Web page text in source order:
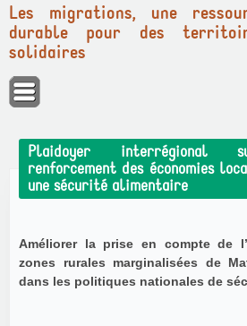
Panneau de gestion des cookies
Les migrations, une
durable pour des
solidaires
Plaidoyer
renforcement des économies
une sécurité alimentaire
Améliorer la prise en compte de
zones rurales marginalisées de
dans les politiques nationales de